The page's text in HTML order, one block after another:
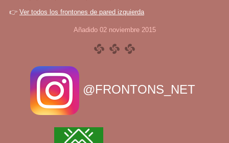
👉 Ver todos los frontones de pared izquierda
Añadido 02 noviembre 2015
@FRONTONS_NET